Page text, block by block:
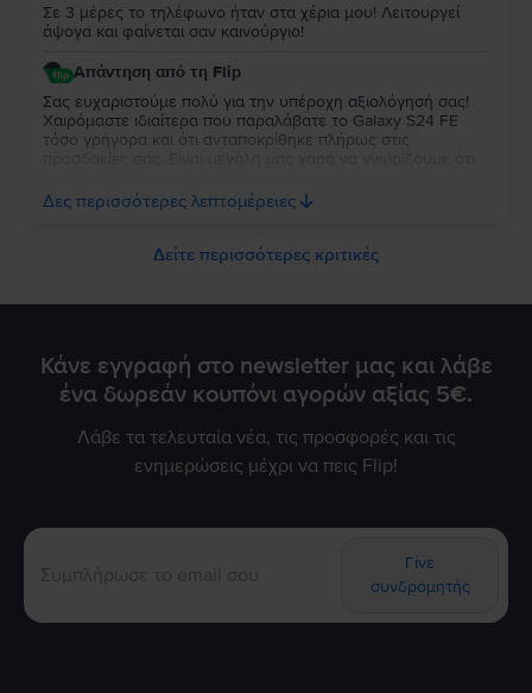
Σε 3 μέρες το τηλέφωνο ήταν στα χέρια μου! Λειτουργεί
άψογα και φαίνεται σαν καινούργιο!
Απάντηση από τη Flip
Σας ευχαριστούμε πολύ για την υπέροχη αξιολόγησή σας!
Χαιρόμαστε ιδιαίτερα που παραλάβατε το Galaxy S24 FE
τόσο γρήγορα και ότι ανταποκρίθηκε πλήρως στις
απόλυτα ικανοποιημένη. Σας ευχαριστούμε για την
εμπιστοσύνη σας και σας ευχόμαστε να χαρείτε τη νέα σας
Δες περισσότερες λεπτομέρειες
Δείτε περισσότερες κριτικές
Κάνε εγγραφή στο newsletter μας και λάβε
ένα δωρεάν κουπόνι αγορών αξίας 5€.
Λάβε τα τελευταία νέα, τις προσφορές και τις
ενημερώσεις μέχρι να πεις Flip!
Γίνε
συνδρομητής